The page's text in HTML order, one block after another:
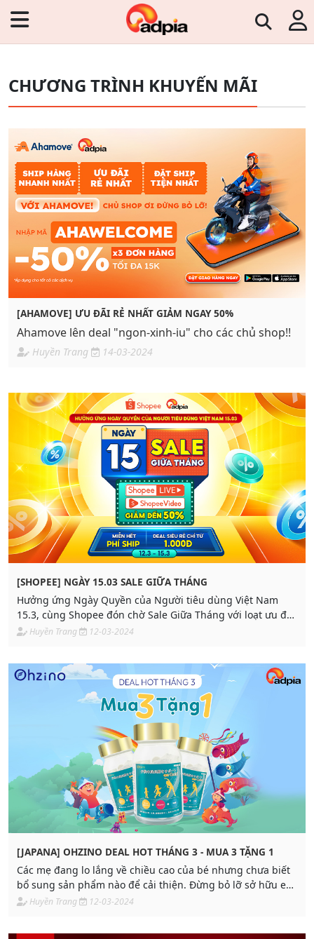
CHƯƠNG TRÌNH KHUYẾN MÃI
[AHAMOVE] ƯU ĐÃI RẺ NHẤT GIẢM NGAY 50%
Ahamove lên deal "ngon-xinh-iu" cho các chủ shop!!
Huyền Trang 14-03-2024
[SHOPEE] NGÀY 15.03 SALE GIỮA THÁNG
Hưởng ứng Ngày Quyền của Người tiêu dùng Việt Nam
15.3, cùng Shopee đón chờ Sale Giữa Tháng với loạt ưu đãi
không thể bỏ qua.
Huyền Trang 12-03-2024
[JAPANA] OHZINO DEAL HOT THÁNG 3 - MUA 3 TẶNG 1
Các mẹ đang lo lắng về chiều cao của bé nhưng chưa biết
bổ sung sản phẩm nào để cải thiện. Đừng bỏ lỡ sở hữu em
GH GOLD tại Siêu thị Japana.
Huyền Trang 12-03-2024